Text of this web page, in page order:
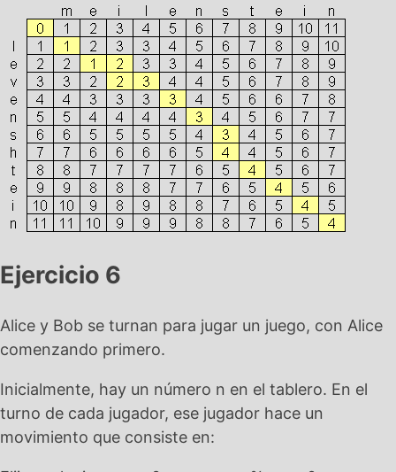
Ejercicio 6
Alice y Bob se turnan para jugar un juego, con Alice
comenzando primero.
Inicialmente, hay un número n en el tablero. En el
turno de cada jugador, ese jugador hace un
movimiento que consiste en: